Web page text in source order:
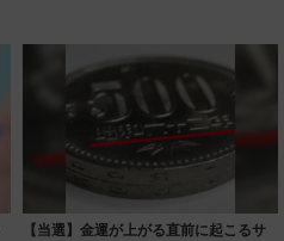
【当選】金運が上がる直前に起こるサ